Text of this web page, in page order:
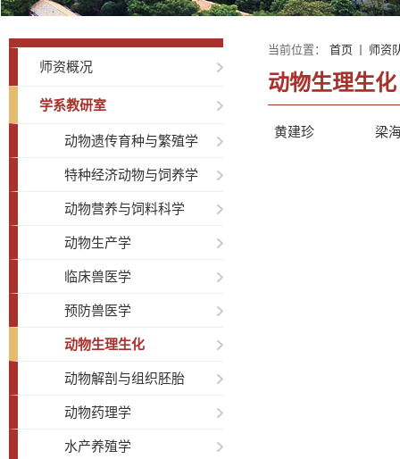
师资概况
学系教研室
动物遗传育种与繁殖学
特种经济动物与饲养学
动物营养与饲料科学
动物生产学
临床兽医学
预防兽医学
动物生理生化
动物解剖与组织胚胎
动物药理学
水产养殖学
当前位置： 首页 师资
动物生理生化
黄建珍 梁